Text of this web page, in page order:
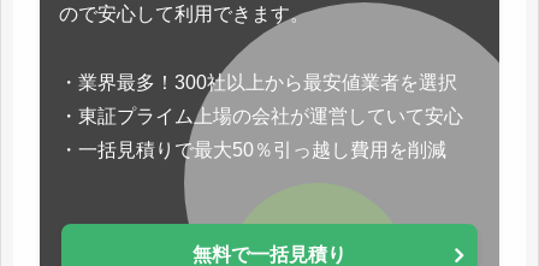
ので安心して利用できます。
・業界最多！300社以上から最安値業者を選択
・東証プライム上場の会社が運営していて安心
・一括見積りで最大50％引っ越し費用を削減
無料で一括見積り